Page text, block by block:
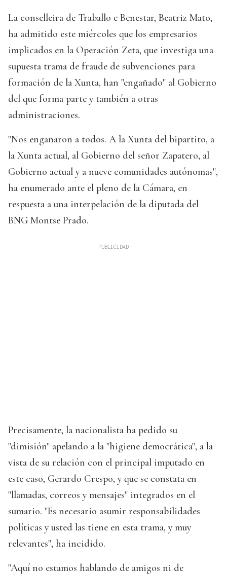
La conselleira de Traballo e Benestar, Beatriz Mato,
ha admitido este miércoles que los empresarios
implicados en la Operación Zeta, que investiga una
supuesta trama de fraude de subvenciones para
formación de la Xunta, han "engañado" al Gobierno
del que forma parte y también a otras
administraciones.
"Nos engañaron a todos. A la Xunta del bipartito, a
la Xunta actual, al Gobierno del señor Zapatero, al
Gobierno actual y a nueve comunidades autónomas",
ha enumerado ante el pleno de la Cámara, en
respuesta a una interpelación de la diputada del
BNG Montse Prado.
Precisamente, la nacionalista ha pedido su
"dimisión" apelando a la "higiene democrática", a la
vista de su relación con el principal imputado en
este caso, Gerardo Crespo, y que se constata en
"llamadas, correos y mensajes" integrados en el
sumario. "Es necesario asumir responsabilidades
políticas y usted las tiene en esta trama, y muy
relevantes", ha incidido.
"Aquí no estamos hablando de amigos ni de